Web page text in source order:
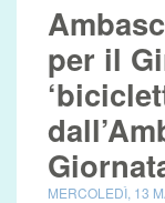
per il
MERCOLEDÌ, 13